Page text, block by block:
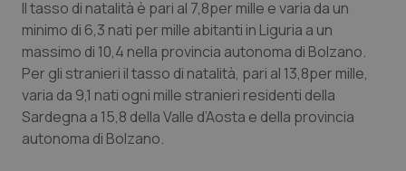
Il tasso di natalità è pari al 7,8per mille e varia da un
minimo di 6,3 nati per mille abitanti in Liguria a un
massimo di 10,4 nella provincia autonoma di Bolzano.
Per gli stranieri il tasso di natalità, pari al 13,8per mille,
varia da 9,1 nati ogni mille stranieri residenti della
Sardegna a 15,8 della Valle d’Aosta e della provincia
autonoma di Bolzano.